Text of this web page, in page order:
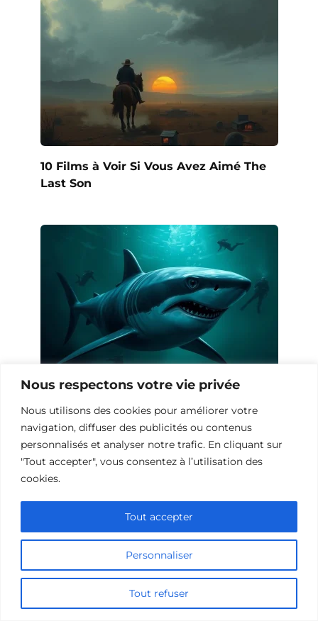
Nous respectons votre vie privée
Nous utilisons des cookies pour améliorer votre
navigation, diffuser des publicités ou contenus
personnalisés et analyser notre trafic. En cliquant sur
"Tout accepter", vous consentez à l’utilisation des
cookies.
Personnaliser
Tout refuser
Tout accepter
10 Films à Voir Si Vous Avez Aimé The
Last Son
pour les Fans de Frissons